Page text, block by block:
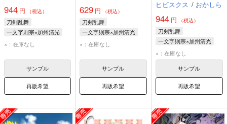
944 円 （税込）
刀剣乱舞
一文字則宗×加州清光
一文字則宗
×：在庫なし
サンプル
再販希望
629 円 （税込）
刀剣乱舞
一文字則宗×加州清光
一文字則宗
×：在庫なし
サンプル
再販希望
ヒビスクス / おかしら
944円 （税込）
刀剣乱舞
一文字則宗×加州清光
一文字則宗
×：在庫なし
サンプル
再販希望